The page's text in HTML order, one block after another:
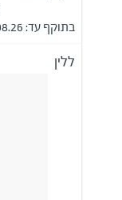
בתוקף עד: 31.08.26
ללין